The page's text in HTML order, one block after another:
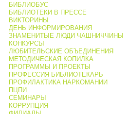
БИБЛИОБУС
БИБЛИОТЕКИ В ПРЕССЕ
ВИКТОРИНЫ
ДЕНЬ ИНФОРМИРОВАНИЯ
ЗНАМЕНИТЫЕ ЛЮДИ ЧАШНИЧЧИНЫ
КОНКУРСЫ
ЛЮБИТЕЛЬСКИЕ ОБЪЕДИНЕНИЯ
МЕТОДИЧЕСКАЯ КОПИЛКА
ПРОГРАММЫ И ПРОЕКТЫ
ПРОФЕССИЯ БИБЛИОТЕКАРЬ
ПРОФИЛАКТИКА НАРКОМАНИИ
ПЦПИ
СЕМИНАРЫ
КОРРУПЦИЯ